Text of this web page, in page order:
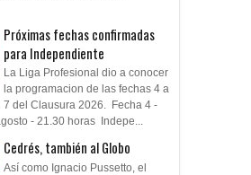
Próximas fechas confirmadas
para Independiente
La Liga Profesional dio a conocer
la programacion de las fechas 4 a
7 del Clausura 2026. Fecha 4 -
- 21.30 horas Indepe...
Cedrés, también al Globo
Así como Ignacio Pussetto, el